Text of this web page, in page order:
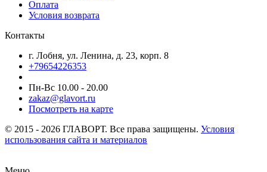
Оплата
Условия возврата
Контакты
г. Лобня, ул. Ленина, д. 23, корп. 8
+79654226353
Пн-Вс 10.00 - 20.00
zakaz@glavort.ru
Посмотреть на карте
© 2015 - 2026 ГЛАВОРТ. Все права защищены. Условия
использования сайта и материалов